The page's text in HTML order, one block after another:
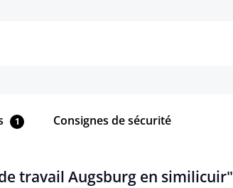
1 Consignes de sécurité
travail Augsburg en similicuir"